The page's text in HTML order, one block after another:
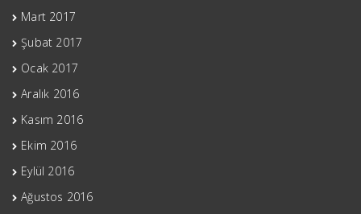
Mart 2017
Şubat 2017
Ocak 2017
Aralık 2016
Kasım 2016
Ekim 2016
Eylül 2016
Ağustos 2016